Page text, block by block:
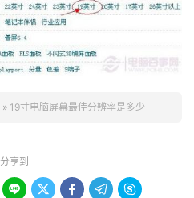
» 19寸电脑屏幕最佳分辨率是多少
分享到
    